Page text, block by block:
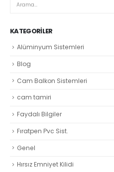
KATEGORILER
Alüminyum Sistemleri
Blog
Cam Balkon Sistemleri
cam tamiri
Faydalı Bilgiler
Fıratpen Pvc Sist.
Genel
Hırsız Emniyet Kilidi